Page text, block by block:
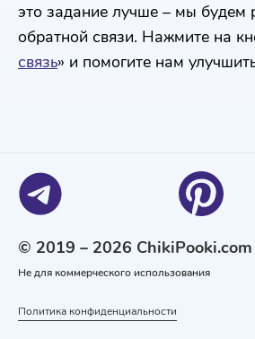
это задание лучше – мы будем
обратной связи. Нажмите на
связь» и помогите нам
© 2019 – 2026 ChikiPooki.com
Не для коммерческого использования
Политика конфиденциальности